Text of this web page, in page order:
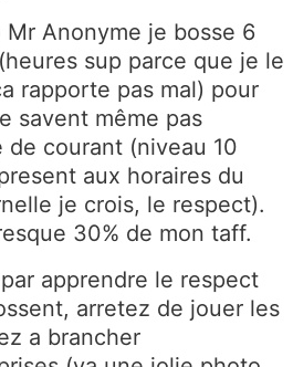
Anonyme je bosse 6
sup parce que je le
rapporte pas mal) pour
savent même pas
de courant (niveau 10
aux horaires du
je crois, le respect).
30% de mon taff.
apprendre le respect
arretez de jouer les
a brancher